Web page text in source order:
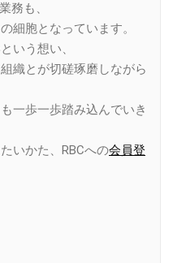
務も、
細胞となっています。
いう想い、
織とが切磋琢磨しながら
一歩一歩踏み込んでいき
いかた、RBCへの会員登